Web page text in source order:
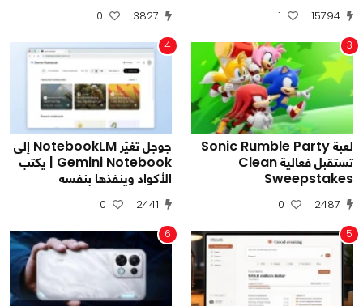
15794
1
3827
0
3
لعبة Sonic Rumble Party
تستقبل فعالية Clean
Sweepstakes
2487
0
4
جوجل تغيّر NotebookLM إلى
Gemini Notebook | يكتب
الأكواد وينفذها بنفسه
2441
0
5
6